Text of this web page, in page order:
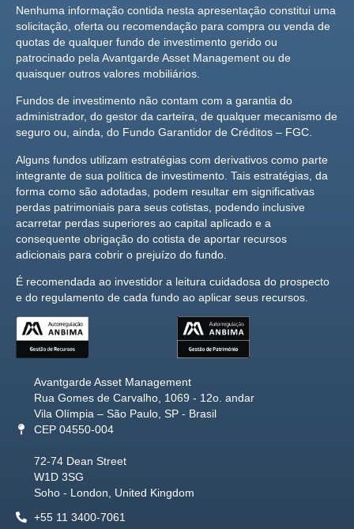
Nenhuma informação contida nesta apresentação constitui uma
solicitação, oferta ou recomendação para compra ou venda de
quotas de qualquer fundo de investimento gerido ou
patrocinado pela Avantgarde Asset Management ou de
quaisquer outros valores mobiliários.
Fundos de investimento não contam com a garantia do
administrador, do gestor da carteira, de qualquer mecanismo de
seguro ou, ainda, do Fundo Garantidor de Créditos – FGC.
Alguns fundos utilizam estratégias com derivativos como parte
integrante de sua política de investimento. Tais estratégias, da
forma como são adotadas, podem resultar em significativas
perdas patrimoniais para seus cotistas, podendo inclusive
acarretar perdas superiores ao capital aplicado e a
consequente obrigação do cotista de aportar recursos
adicionais para cobrir o prejuízo do fundo.
É recomendada ao investidor a leitura cuidadosa do prospecto
e do regulamento de cada fundo ao aplicar seus recursos.
Avantgarde Asset Management
Rua Gomes de Carvalho, 1069 - 12o. andar
Vila Olímpia – São Paulo, SP - Brasil
CEP 04550-004
72-74 Dean Street
W1D 3SG
Soho - London, United Kingdom
+55 11 3400-7061